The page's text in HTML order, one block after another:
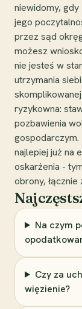
niewidomy,
jego
przez sąd
możesz
nie jesteś w
utrzymania
ryzykowna:
pozbawienia
gospodarczym.
najlepiej już na
oskarżenia -
obrony,
Na czym
Czy za
więzienie?